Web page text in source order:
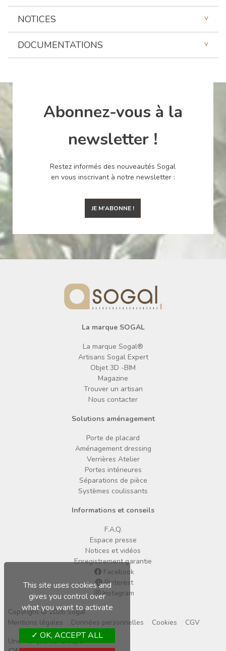
NOTICES
DOCUMENTATIONS
Abonnez-vous à la
newsletter !
Restez informés des nouveautés Sogal
en vous inscrivant à notre newsletter :
JE M'ABONNE !
La marque SOGAL
La marque Sogal®
Artisans Sogal Expert
Objet 3D -BIM
Magazine
Trouver un artisan
Nous contacter
Solutions aménagement
Porte de placard
Aménagement dressing
Verrières Atelier
Portes intérieures
Séparations de pièce
Systèmes coulissants
Informations et conseils
F.A.Q.
Espace presse
Notices et vidéos
Enregistrement garantie
Facebook
Pinterest
Instagram
Copyright © 2026 Sogal
Mentions légales
Données personnelles Cookies
CGV
Une marque du Groupe
This site uses cookies and
gives you control over
what you want to activate
OK, ACCEPT ALL